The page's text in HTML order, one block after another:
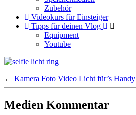
Zubehör
Videokurs für Einsteiger
Tipps für deinen Vlog
Equipment
Youtube
← Kamera Foto Video Licht für’s Handy
Medien Kommentar